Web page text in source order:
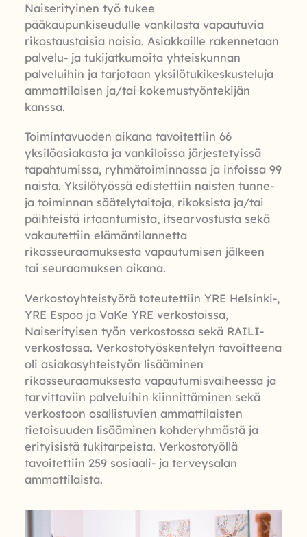
Naiserityinen työ tukee
pääkaupunkiseudulle vankilasta vapautuvia
rikostaustaisia naisia. Asiakkaille rakennetaan
palvelu- ja tukijatkumoita yhteiskunnan
palveluihin ja tarjotaan yksilötukikeskusteluja
ammattilaisen ja/tai kokemustyöntekijän
kanssa.
Toimintavuoden aikana tavoitettiin 66
yksilöasiakasta ja vankiloissa järjestetyissä
tapahtumissa, ryhmätoiminnassa ja infoissa 99
naista. Yksilötyössä edistettiin naisten tunne-
ja toiminnan säätelytaitoja, rikoksista ja/tai
päihteistä irtaantumista, itsearvostusta sekä
vakautettiin elämäntilannetta
rikosseuraamuksesta vapautumisen jälkeen
tai seuraamuksen aikana.
Verkostoyhteistyötä toteutettiin YRE Helsinki-,
YRE Espoo ja VaKe YRE verkostoissa,
Naiserityisen työn verkostossa sekä RAILI-
verkostossa. Verkostotyöskentelyn tavoitteena
oli asiakasyhteistyön lisääminen
rikosseuraamuksesta vapautumisvaiheessa ja
tarvittaviin palveluihin kiinnittäminen sekä
verkostoon osallistuvien ammattilaisten
tietoisuuden lisääminen kohderyhmästä ja
erityisistä tukitarpeista. Verkostotyöllä
tavoitettiin 259 sosiaali- ja terveysalan
ammattilaista.